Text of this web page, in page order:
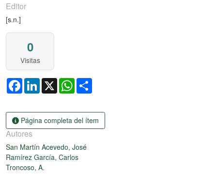
Editor
[s.n.]
0
Visitas
FacebookLinkedIn
X WhatsApp
Página completa del ítem
Autores
San Martín Acevedo, José
Ramírez García, Carlos
Troncoso, A.